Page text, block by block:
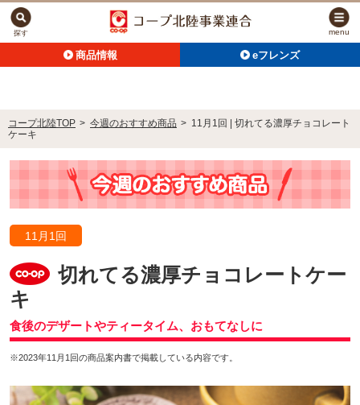
商品情報 eフレンズ
探す menu
コープ北陸TOP > 今週のおすすめ商品 > 11月1回 | 切れてる濃厚チョコレート
ケーキ
11月1回
切れてる濃厚チョコレートケー
キ
食後のデザートやティータイム、おもてなしに
※2023年11月1回の商品案内書で掲載している内容です。